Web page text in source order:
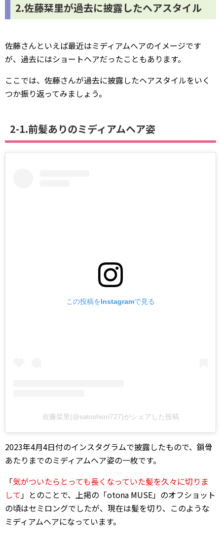
2.佐藤栞里が過去に披露したヘアスタイル
佐藤さんといえば最近はミディアムへアのイメージです
が、過去にはショートヘアだったこともあります。
ここでは、佐藤さんが過去に披露したヘアスタイルをいく
つか振り返ってみましょう。
2-1.前髪ありのミディアムヘア姿
この投稿をInstagramで見る
佐藤栞里(@satoshiori727)がシェアした投稿
2023年4月4日付のインスタグラムで披露したもので、鎖骨
あたりまでのミディアムヘア姿の一枚です。
「気がついたらとっても長くなっていた髪を久々に切りま
して」とのことで、上掲の「otona MUSE」のオフショット
の頃はセミロングでしたが、現在は髪を切り、このような
ミディアムヘアになっています。